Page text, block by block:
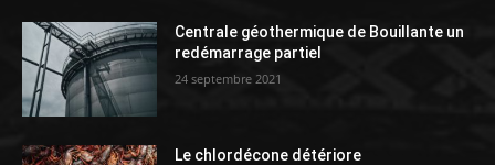
Centrale géothermique de Bouillante un
redémarrage partiel
24 septembre 2021
Le chlordécone détériore